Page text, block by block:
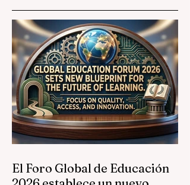
Globales
El Foro Global de Educación